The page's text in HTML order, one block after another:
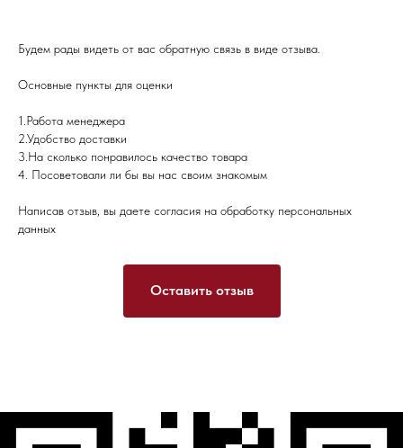
Будем рады видеть от вас обратную связь в виде отзыва.
Основные пункты для оценки
1.Работа менеджера
2.Удобство доставки
3.На сколько понравилось качество товара
4. Посоветовали ли бы вы нас своим знакомым
Написав отзыв, вы даете согласия на обработку персональных
данных
Оставить отзыв